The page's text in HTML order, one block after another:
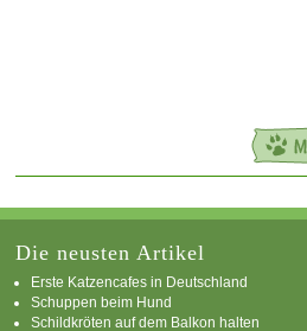
Die neusten Artikel
Erste Katzencafes in Deutschland
Schuppen beim Hund
Schildkröten auf dem Balkon halten